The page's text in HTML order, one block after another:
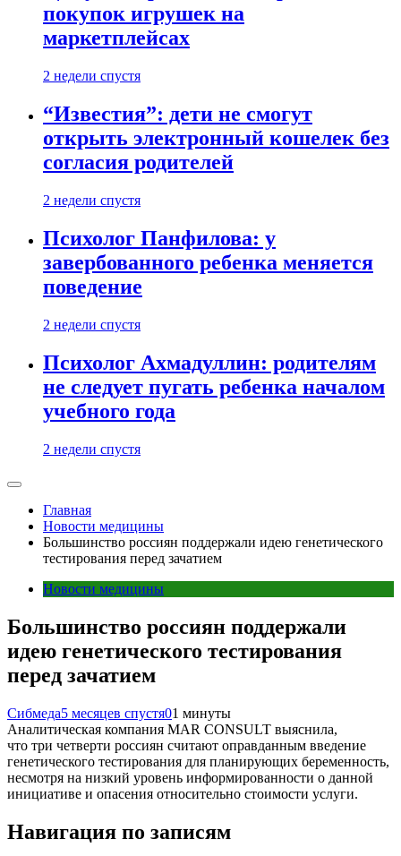
покупок игрушек на
маркетплейсах
2 недели спустя
“Известия”: дети не смогут
открыть электронный кошелек без
согласия родителей
2 недели спустя
Психолог Панфилова: у
завербованного ребенка меняется
поведение
2 недели спустя
Психолог Ахмадуллин: родителям
не следует пугать ребенка началом
учебного года
2 недели спустя
Главная
Новости медицины
Большинство россиян поддержали идею генетического
тестирования перед зачатием
Новости медицины
Большинство россиян поддержали
идею генетического тестирования
перед зачатием
Сибмеда5 месяцев спустя01 минуты
Аналитическая компания MAR CONSULT выяснила,
что три четверти россиян считают оправданным введение
генетического тестирования для планирующих беременность,
несмотря на низкий уровень информированности о данной
инициативе и опасения относительно стоимости услуги.
Навигация по записям